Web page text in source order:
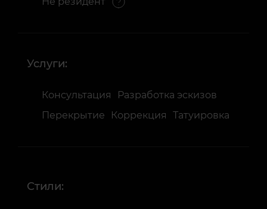
Услуги:
Консультация
Разработка эскизов
Перекрытие
Коррекция Татуировка
Стили: